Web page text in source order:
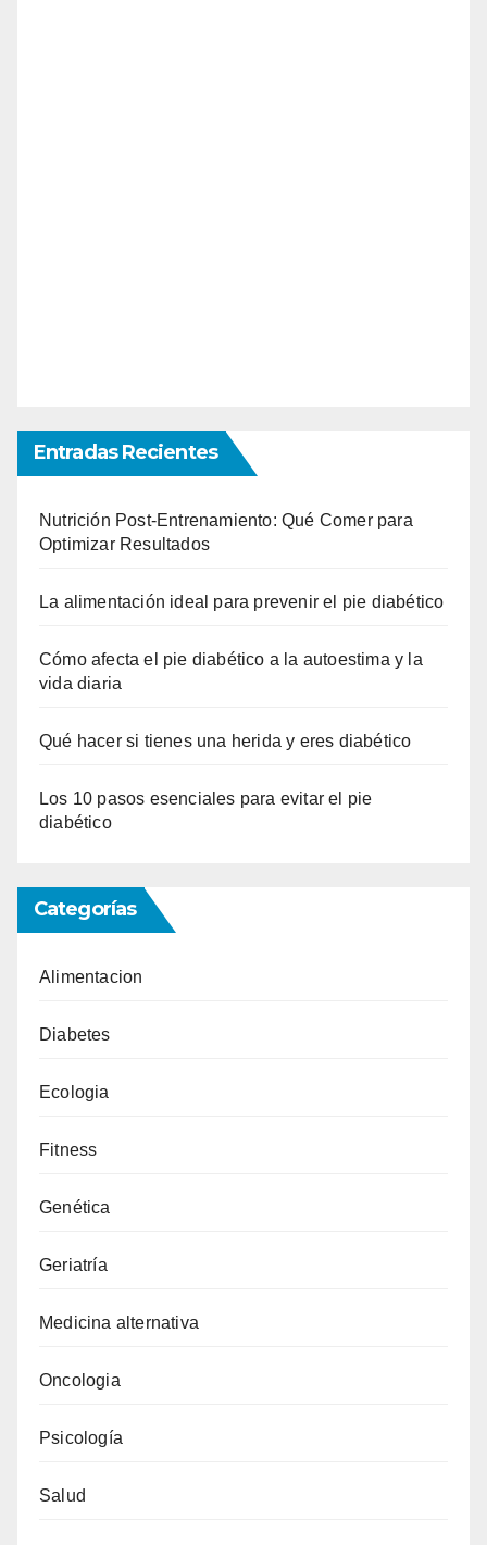
Entradas Recientes
Nutrición Post-Entrenamiento: Qué Comer para
Optimizar Resultados
La alimentación ideal para prevenir el pie diabético
Cómo afecta el pie diabético a la autoestima y la
vida diaria
Qué hacer si tienes una herida y eres diabético
Los 10 pasos esenciales para evitar el pie
diabético
Categorías
Alimentacion
Diabetes
Ecologia
Fitness
Genética
Geriatría
Medicina alternativa
Oncologia
Psicología
Salud